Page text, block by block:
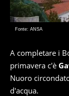
Fonte: ANSA
A completare i
primavera c'è
Nuoro
d'acqua.